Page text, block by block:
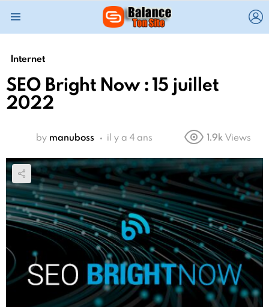
Internet
SEO Bright Now : 15 juillet
2022
by manuboss il y a 4 ans 1.9k Views